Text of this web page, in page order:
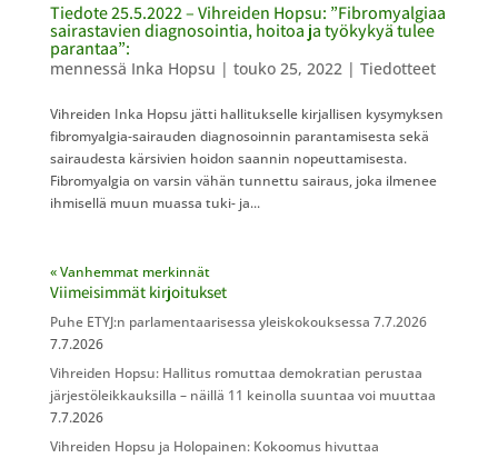
Tiedote 25.5.2022 – Vihreiden Hopsu: ”Fibromyalgiaa
sairastavien diagnosointia, hoitoa ja työkykyä tulee
parantaa”:
mennessä Inka Hopsu | touko 25, 2022| Tiedotteet
Vihreiden Inka Hopsu jätti hallitukselle kirjallisen kysymyksen
fibromyalgia-sairauden diagnosoinnin parantamisesta sekä
sairaudesta kärsivien hoidon saannin nopeuttamisesta.
Fibromyalgia on varsin vähän tunnettu sairaus, joka ilmenee
ihmisellä muun muassa tuki- ja...
« Vanhemmat merkinnät
Viimeisimmät kirjoitukset
Puhe ETYJ:n parlamentaarisessa yleiskokouksessa 7.7.2026
7.7.2026
Vihreiden Hopsu: Hallitus romuttaa demokratian perustaa
järjestöleikkauksilla – näillä 11 keinolla suuntaa voi muuttaa
7.7.2026
Vihreiden Hopsu ja Holopainen: Kokoomus hivuttaa